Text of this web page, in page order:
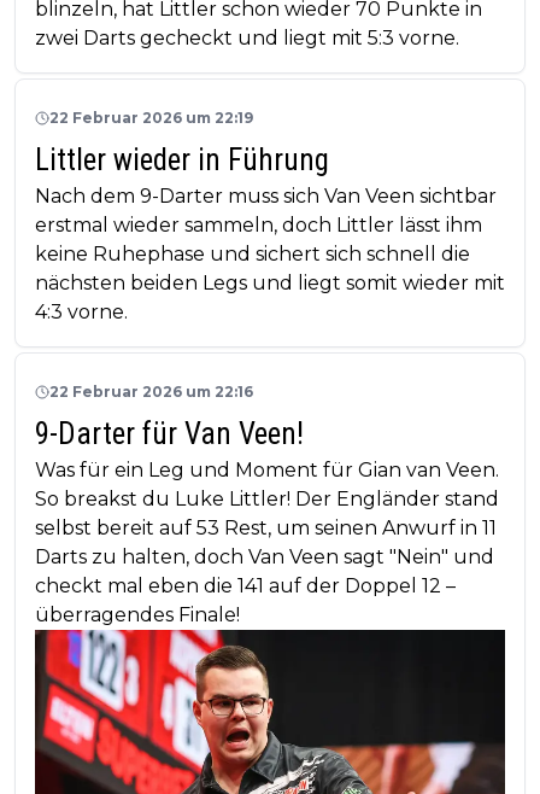
blinzeln, hat Littler schon wieder 70 Punkte in
zwei Darts gecheckt und liegt mit 5:3 vorne.
22 Februar 2026 um 22:19
Littler wieder in Führung
Nach dem 9-Darter muss sich Van Veen sichtbar
erstmal wieder sammeln, doch Littler lässt ihm
keine Ruhephase und sichert sich schnell die
nächsten beiden Legs und liegt somit wieder mit
4:3 vorne.
22 Februar 2026 um 22:16
9-Darter für Van Veen!
Was für ein Leg und Moment für Gian van Veen.
So breakst du Luke Littler! Der Engländer stand
selbst bereit auf 53 Rest, um seinen Anwurf in 11
Darts zu halten, doch Van Veen sagt "Nein" und
checkt mal eben die 141 auf der Doppel 12 –
überragendes Finale!